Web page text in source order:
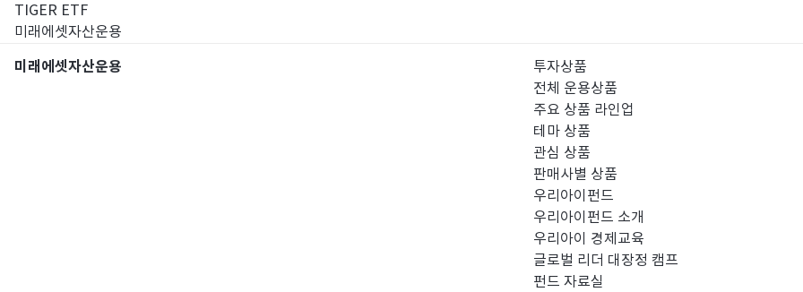
TIGER ETF
미래에셋자산운용
미래에셋자산운용
투자상품
전체 운용상품
주요 상품 라인업
테마 상품
관심 상품
판매사별 상품
우리아이펀드
우리아이펀드 소개
우리아이 경제교육
글로벌 리더 대장정 캠프
펀드 자료실